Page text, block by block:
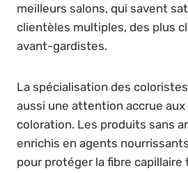
meilleurs salons, qui savent
clientèles multiples, des plus
avant-gardistes.
La spécialisation des
aussi une attention accrue
coloration. Les produits sans
enrichis en agents
pour protéger la fibre